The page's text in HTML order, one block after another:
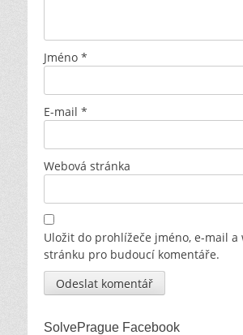
Jméno *
E-mail *
Webová stránka
Uložit do prohlížeče jméno, e-mail a
stránku pro budoucí komentáře.
SolvePrague Facebook